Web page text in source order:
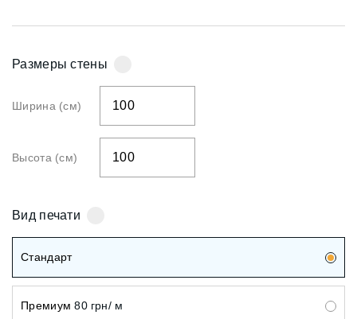
Размеры стены
Ширина (см)
Высота (см)
Вид печати
Стандарт
Премиум 80 грн/ м